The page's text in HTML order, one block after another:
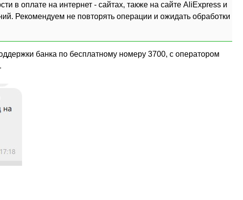
в оплате на интернет - сайтах, также на сайте AliExpress и
Рекомендуем не повторять операции и ожидать обработки
банка по бесплатному номеру 3700, с оператором